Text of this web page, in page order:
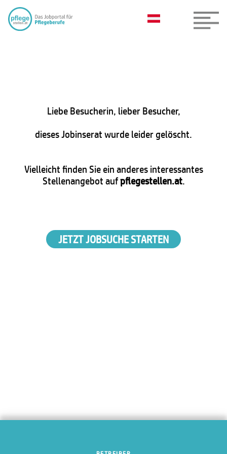
Liebe Besucherin, lieber Besucher,
dieses Jobinserat wurde leider gelöscht.
Vielleicht finden Sie ein anderes interessantes
Stellenangebot aufpflegestellen.at.
JETZT JOBSUCHE STARTEN